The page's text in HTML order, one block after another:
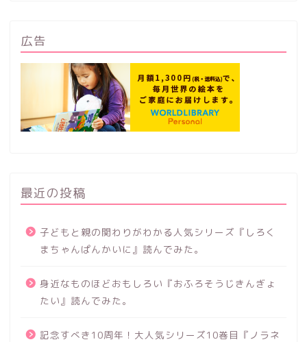
広告
最近の投稿
子どもと親の関わりがわかる人気シリーズ『しろく
まちゃんぱんかいに』読んでみた。
身近なものほどおもしろい『おふろそうじきんぎょ
たい』読んでみた。
記念すべき10周年！大人気シリーズ10巻目『ノラネ